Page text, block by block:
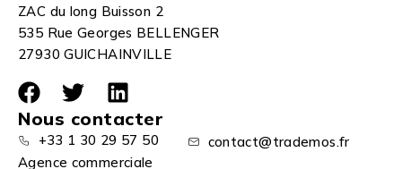
ZAC du long Buisson 2
535 Rue Georges BELLENGER
27930 GUICHAINVILLE
Nous contacter
+33 1 30 29 57 50
contact@trademos.fr
Agence commerciale